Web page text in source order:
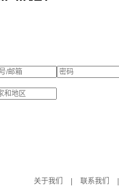
关于我们
联系我们